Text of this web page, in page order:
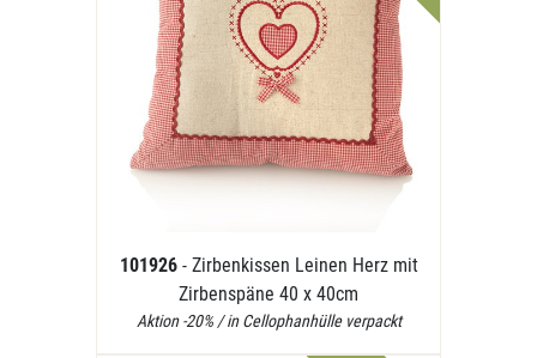
101926 - Zirbenkissen Leinen Herz mit
Zirbenspäne 40 x 40cm
Aktion -20% / in Cellophanhülle verpackt